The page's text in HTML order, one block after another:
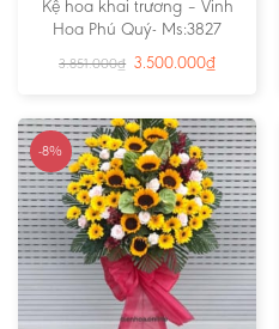
Kệ hoa khai trương – Vinh
Hoa Phú Quý- Ms:3827
3.851.000₫ 3.500.000₫
-8%